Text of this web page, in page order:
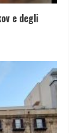
e degli